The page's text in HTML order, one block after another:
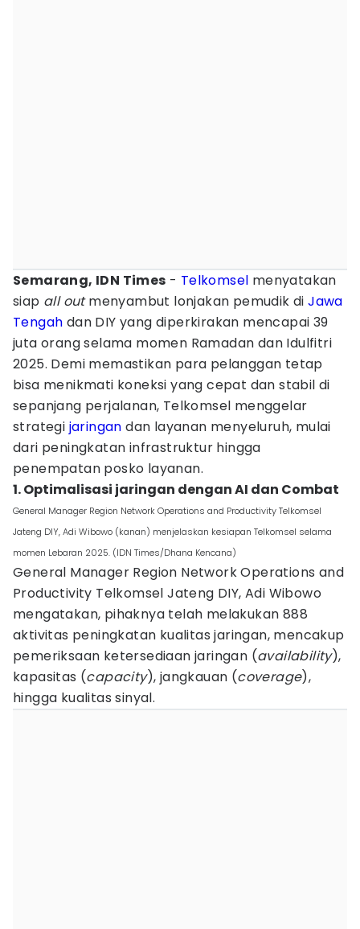
Semarang, IDN Times - Telkomsel menyatakan
siap all outmenyambut lonjakan pemudik diJawa
Tengah dan DIY yang diperkirakan mencapai 39
juta orang selama momen Ramadan dan Idulfitri
2025. Demi memastikan para pelanggan tetap
bisa menikmati koneksi yang cepat dan stabil di
sepanjang perjalanan, Telkomsel menggelar
strategi jaringan dan layanan menyeluruh, mulai
dari peningkatan infrastruktur hingga
penempatan posko layanan.
1. Optimalisasi jaringan dengan AI dan Combat
General Manager Region Network Operations and Productivity Telkomsel
Jateng DIY, Adi Wibowo (kanan) menjelaskan kesiapan Telkomsel selama
momen Lebaran 2025. (IDN Times/Dhana Kencana)
General Manager Region Network Operations and
Productivity Telkomsel Jateng DIY, Adi Wibowo
mengatakan, pihaknya telah melakukan 888
aktivitas peningkatan kualitas jaringan, mencakup
pemeriksaan ketersediaan jaringan (availability),
kapasitas (capacity), jangkauan (coverage),
hingga kualitas sinyal.